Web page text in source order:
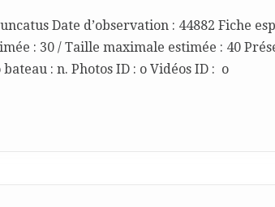
Date d’observation : 44882 Fiche
: 30 / Taille maximale estimée : 40
: n. Photos ID : o Vidéos ID : o